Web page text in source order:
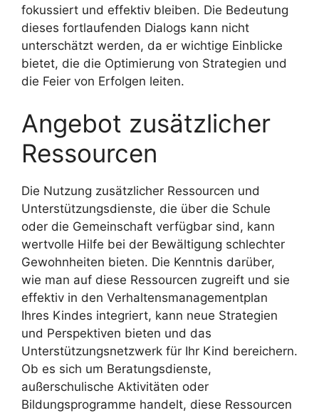
fokussiert und effektiv bleiben. Die Bedeutung
dieses fortlaufenden Dialogs kann nicht
unterschätzt werden, da er wichtige Einblicke
bietet, die die Optimierung von Strategien und
die Feier von Erfolgen leiten.
Angebot zusätzlicher
Ressourcen
Die Nutzung zusätzlicher Ressourcen und
Unterstützungsdienste, die über die Schule
oder die Gemeinschaft verfügbar sind, kann
wertvolle Hilfe bei der Bewältigung schlechter
Gewohnheiten bieten. Die Kenntnis darüber,
wie man auf diese Ressourcen zugreift und sie
effektiv in den Verhaltensmanagementplan
Ihres Kindes integriert, kann neue Strategien
und Perspektiven bieten und das
Unterstützungsnetzwerk für Ihr Kind bereichern.
Ob es sich um Beratungsdienste,
außerschulische Aktivitäten oder
Bildungsprogramme handelt, diese Ressourcen